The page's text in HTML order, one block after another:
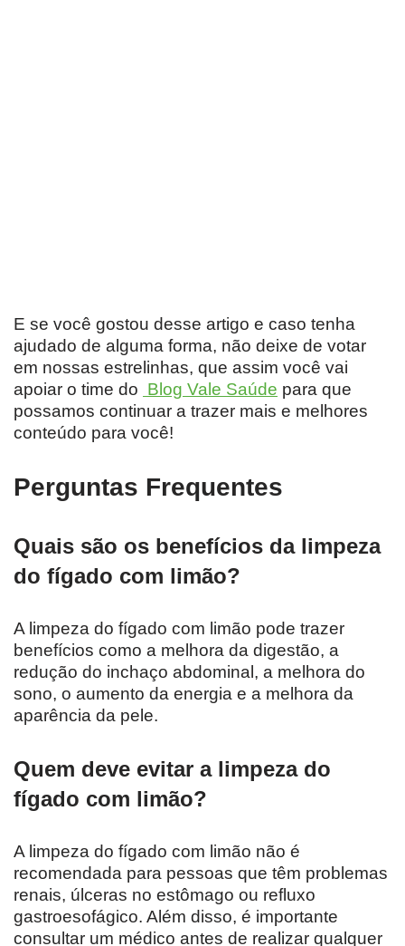
E se você gostou desse artigo e caso tenha
ajudado de alguma forma, não deixe de votar
em nossas estrelinhas, que assim você vai
apoiar o time do Blog Vale Saúde para que
possamos continuar a trazer mais e melhores
conteúdo para você!
Perguntas Frequentes
Quais são os benefícios da limpeza
do fígado com limão?
A limpeza do fígado com limão pode trazer
benefícios como a melhora da digestão, a
redução do inchaço abdominal, a melhora do
sono, o aumento da energia e a melhora da
aparência da pele.
Quem deve evitar a limpeza do
fígado com limão?
A limpeza do fígado com limão não é
recomendada para pessoas que têm problemas
renais, úlceras no estômago ou refluxo
gastroesofágico. Além disso, é importante
consultar um médico antes de realizar qualquer